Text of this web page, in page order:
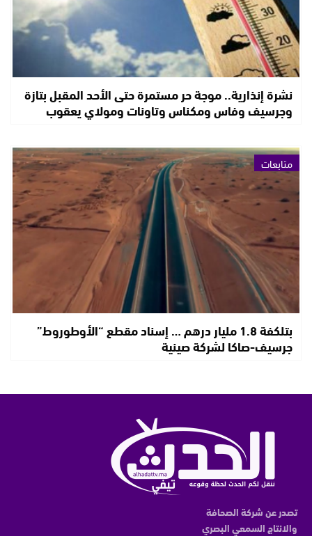
نشرة إنذارية.. موجة حر مستمرة حتى الأحد المقبل بتازة
وجرسيف وفاس ومكناس وتاونات ومولاي يعقوب
متابعات
بتلكفة 1.8 مليار درهم … إسناد مقطع “الأوطوروط”
جرسيف-صاكا لشركة صينية
تصدر عن شركة الصحافة
والانتاج السمعي البصري